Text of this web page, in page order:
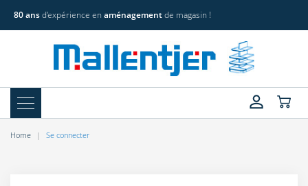
80 ansd'expérience en aménagementde magasin !
Home Se connecter